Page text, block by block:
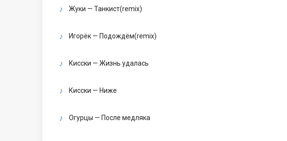
Жуки — Танкист(remix)
Игорёк — Подождём(remix)
Кисски — Жизнь удалась
Кисски — Ниже
Огурцы — После медляка